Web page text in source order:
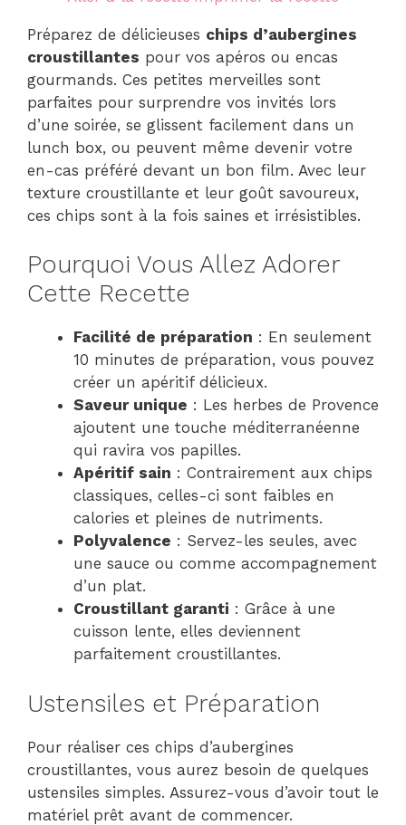
Préparez de délicieuses chips d’aubergines
croustillantes pour vos apéros ou encas
gourmands. Ces petites merveilles sont
parfaites pour surprendre vos invités lors
d’une soirée, se glissent facilement dans un
lunch box, ou peuvent même devenir votre
en-cas préféré devant un bon film. Avec leur
texture croustillante et leur goût savoureux,
ces chips sont à la fois saines et irrésistibles.
Pourquoi Vous Allez Adorer
Cette Recette
Facilité de préparation : En seulement
10 minutes de préparation, vous pouvez
créer un apéritif délicieux.
Saveur unique : Les herbes de Provence
ajoutent une touche méditerranéenne
qui ravira vos papilles.
Apéritif sain : Contrairement aux chips
classiques, celles-ci sont faibles en
calories et pleines de nutriments.
Polyvalence : Servez-les seules, avec
une sauce ou comme accompagnement
d’un plat.
Croustillant garanti : Grâce à une
cuisson lente, elles deviennent
parfaitement croustillantes.
Ustensiles et Préparation
Pour réaliser ces chips d’aubergines
croustillantes, vous aurez besoin de quelques
ustensiles simples. Assurez-vous d’avoir tout le
matériel prêt avant de commencer.